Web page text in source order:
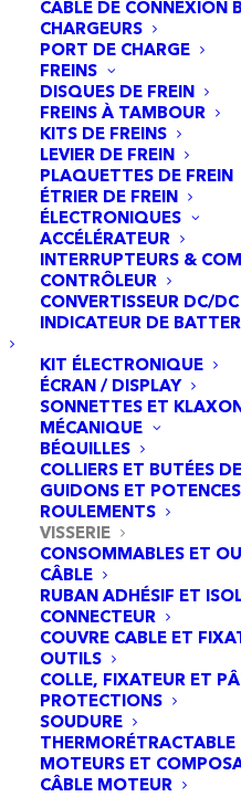
CÂBLE DE CONNEXION
CHARGEURS
PORT DE CHARGE
FREINS
DISQUES DE FREIN
FREINS À TAMBOUR
KITS DE FREINS
LEVIER DE FREIN
PLAQUETTES DE FREIN
ÉTRIER DE FREIN
ÉLECTRONIQUES
ACCÉLÉRATEUR
INTERRUPTEURS &
CONTRÔLEUR
CONVERTISSEUR DC/DC
INDICATEUR DE
KIT ÉLECTRONIQUE
ÉCRAN / DISPLAY
SONNETTES ET
MÉCANIQUE
BÉQUILLES
COLLIERS ET BUTÉES
GUIDONS ET POTENCES
ROULEMENTS
VISSERIE
CONSOMMABLES ET
CÂBLE
RUBAN ADHÉSIF ET
CONNECTEUR
COUVRE CABLE ET
OUTILS
COLLE, FIXATEUR ET
PROTECTIONS
SOUDURE
THERMORÉTRACTABLE
MOTEURS ET
CÂBLE MOTEUR
– Le contrôleur
améliore l’efficacité
– Suspension tout-
– Guidon 25 % plus
cm L)
– Tablier 13 % plus
55 cm de long)
– Roues 30% plus
autres trottinettes
– Pneus sans
de 10,5 pouces
– Triple système de
disque avant et
arrière.
– Phare Halo haute
freinage, clignotants
– NIU App
– Verrouillez votre
l’esprit tranquille.
– Vérifiez vos
Personnalisez votre
– Fixer une limite de
la durée de vie de la